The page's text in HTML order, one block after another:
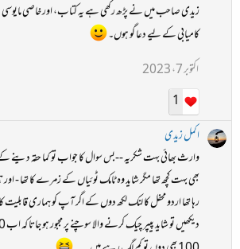
زیدی صاحب میں نے پڑھ رکھی ہے یہ کتاب، اور خاصی مایوسی
کامیابی کے لیے دعا گو ہوں۔
اکتوبر 7، 2023
1
اکمل زیدی
وارث بھائی بہت شکریہ --بس سوال کا جواب تو کما حقہ دینے کے
بھی بہت کچھ تھا مگر شاید وہ ٹامک ٹوئیاں کے زمرے کا تھا -
رہا تھا اردو محفل کا لنک لکھ دوں کے اگر آپ کو ہماری قابلیت کا